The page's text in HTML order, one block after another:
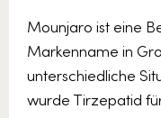
Mounjaro ist eine
Markenname in
unterschiedliche
wurde Tirzepatid